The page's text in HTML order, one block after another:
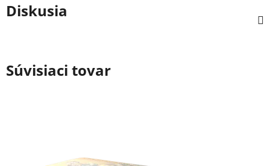
Diskusia
Súvisiaci tovar